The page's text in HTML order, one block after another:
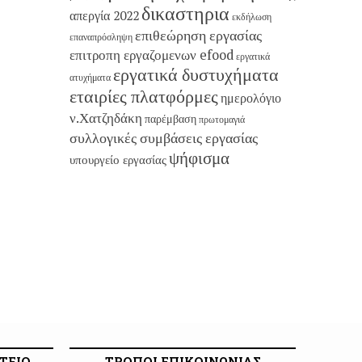
απεργία 2022 δικαστηρια εκδήλωση
επαναπρόσληψη επιθεώρηση εργασίας
επιτροπη εργαζομενων efood εργατικά
ατυχήματα εργατικά δυστυχήματα
εταιρίες πλατφόρμες ημερολόγιο
ν.Χατζηδάκη παρέμβαση πρωτομαγιά
συλλογικές συμβάσεις εργασίας
υπουργείο εργασίαςψήφισμα